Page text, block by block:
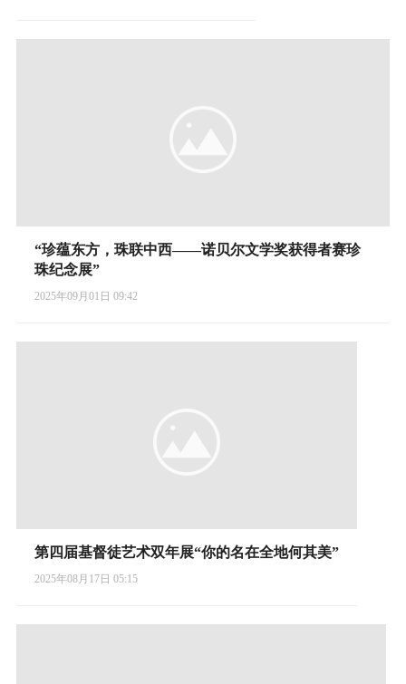
“珍蕴东方，珠联中西——诺贝尔文学奖获得者赛珍
珠纪念展”
2025年09月01日 09:42
第四届基督徒艺术双年展“你的名在全地何其美”
2025年08月17日 05:15